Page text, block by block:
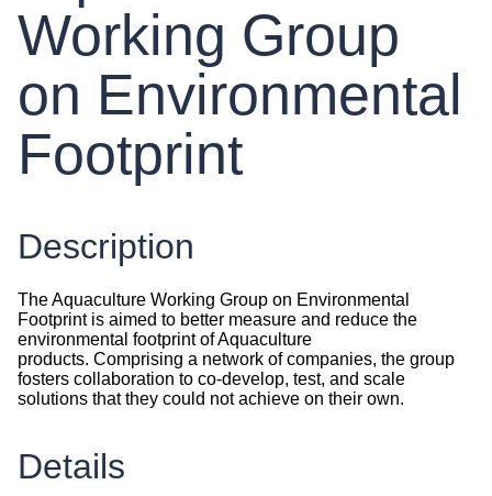
Working Group
on Environmental
Footprint
Description
The Aquaculture Working Group on Environmental
Footprint is aimed to better measure and reduce the
environmental footprint of Aquaculture
products. Comprising a network of companies, the group
fosters collaboration to co-develop, test, and scale
solutions that they could not achieve on their own.
Details